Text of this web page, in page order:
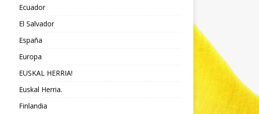
Ecuador
El Salvador
España
Europa
EUSKAL HERRIA!
Euskal Herria.
Finlandia